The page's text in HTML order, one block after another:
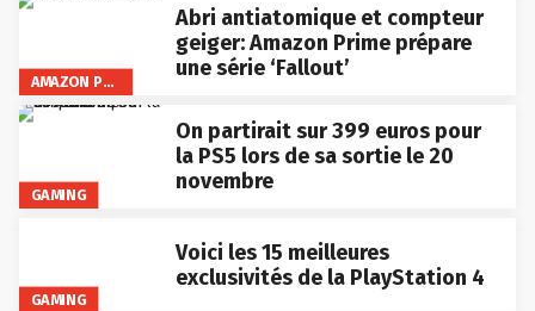
AMAZON PRIME VIDEO
Abri antiatomique et compteur
geiger: Amazon Prime prépare
une série ‘Fallout’
GAMING
On partirait sur 399 euros pour
la PS5 lors de sa sortie le 20
novembre
GAMING
Voici les 15 meilleures
exclusivités de la PlayStation 4